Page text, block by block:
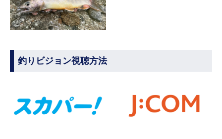
釣りビジョン視聴方法